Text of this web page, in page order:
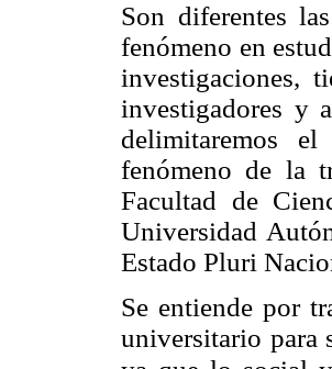
Son diferentes
fenómeno en
investigaciones,
investigadores y
delimitaremos
fenómeno de la
Facultad de
Universidad
Estado Pluri
Se entiende por
universitario para